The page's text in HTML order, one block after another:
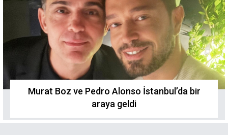
Murat Boz ve Pedro Alonso İstanbul’da bir
araya geldi